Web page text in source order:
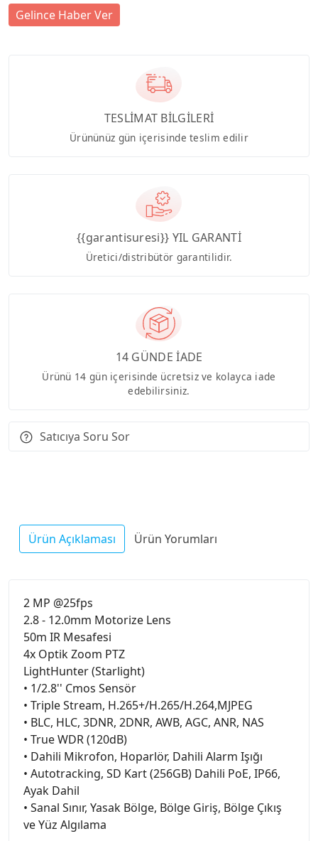
Gelince Haber Ver
TESLİMAT BİLGİLERİ
Ürününüz gün içerisinde teslim edilir
{{garantisuresi}} YIL GARANTİ
Üretici/distribütör garantilidir.
14 GÜNDE İADE
Ürünü 14 gün içerisinde ücretsiz ve kolayca iade
edebilirsiniz.
Satıcıya Soru Sor
Ürün Açıklaması Ürün Yorumları
2 MP @25fps
2.8 - 12.0mm Motorize Lens
50m IR Mesafesi
4x Optik Zoom PTZ
LightHunter (Starlight)
• 1/2.8'' Cmos Sensör
• Triple Stream, H.265+/H.265/H.264,MJPEG
• BLC, HLC, 3DNR, 2DNR, AWB, AGC, ANR, NAS
• True WDR (120dB)
• Dahili Mikrofon, Hoparlör, Dahili Alarm Işığı
• Autotracking, SD Kart (256GB) Dahili PoE, IP66,
Ayak Dahil
• Sanal Sınır, Yasak Bölge, Bölge Giriş, Bölge Çıkış
ve Yüz Algılama